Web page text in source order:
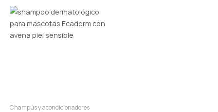
Champús y acondicionadores